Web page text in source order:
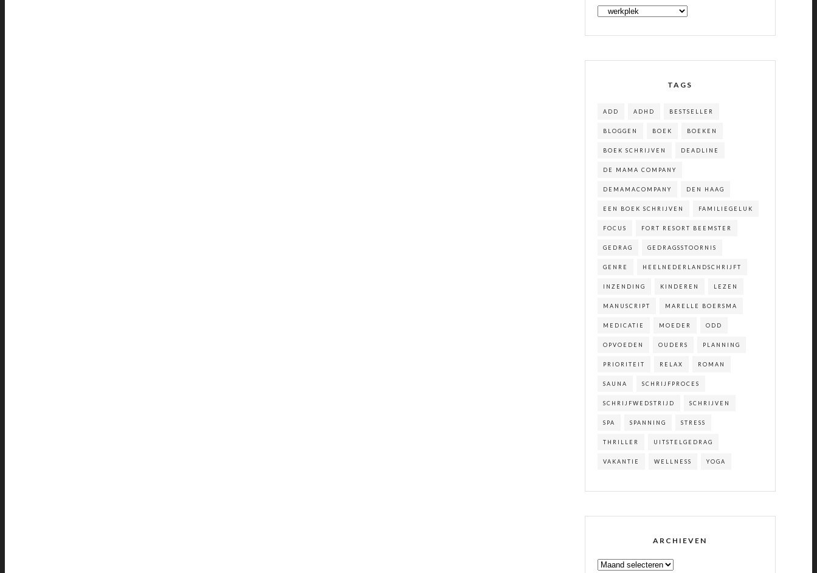
CATEGORIEËN
TAGS
ADD ADHD BESTSELLER
BLOGGEN BOEK BOEKEN
BOEK SCHRIJVEN DEADLINE
DE MAMA COMPANY
DEMAMACOMPANY DEN HAAG
EEN BOEK SCHRIJVEN FAMILIEGELUK
FOCUS FORT RESORT BEEMSTER
GEDRAG GEDRAGSSTOORNIS
GENRE HEELNEDERLANDSCHRIJFT
INZENDING KINDEREN LEZEN
MANUSCRIPT MARELLE BOERSMA
MEDICATIE MOEDER ODD
OPVOEDEN OUDERS PLANNING
PRIORITEIT RELAX ROMAN
SAUNA SCHRIJFPROCES
SCHRIJFWEDSTRIJD SCHRIJVEN
SPA SPANNING STRESS
THRILLER UITSTELGEDRAG
VAKANTIE WELLNESS YOGA
ARCHIEVEN
ARCHIEVEN